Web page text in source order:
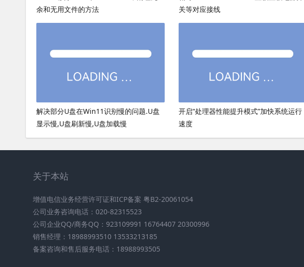
余和无用文件的方法
关等对应接线
解决部分U盘在Win11识别慢的问题.U盘
显示慢,U盘刷新慢,U盘加载慢
开启“处理器性能提升模式”加快系统运行
速度
关于本站
增值电信业务经营许可证和ICP备案 粤B2-20061054
公司业务咨询电话：020-82315523
公司企业QQ/商务QQ：923109991 16764407 20300996
销售经理：18988993510 13533213185
备案咨询和售后服务电话：18988993505